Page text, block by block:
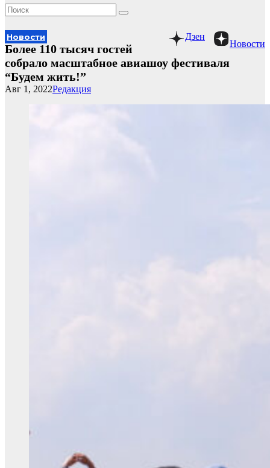
Новости
Дзен
Новости
Более 110 тысяч гостей
собрало масштабное авиашоу фестиваля
“Будем жить!”
Редакция
Авг 1, 2022